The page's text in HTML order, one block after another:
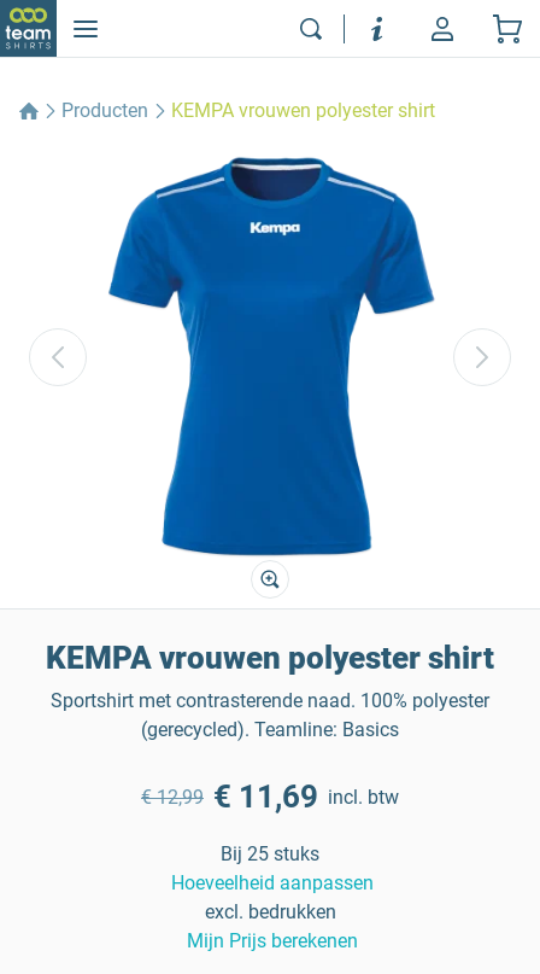
Producten KEMPA vrouwen polyester shirt
KEMPA vrouwen polyester shirt
Sportshirt met contrasterende naad. 100% polyester
(gerecycled). Teamline: Basics
€ 12,99 € 11,69 incl. btw
Bij 25 stuks
Hoeveelheid aanpassen
excl. bedrukken
Mijn Prijs berekenen